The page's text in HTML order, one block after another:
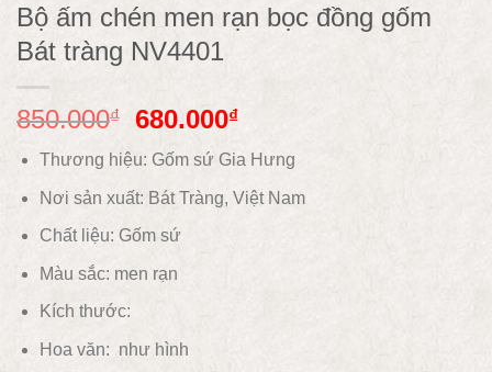
Bộ ấm chén men rạn bọc đồng gốm
Bát tràng NV4401
850.000₫ 680.000₫
Thương hiệu: Gốm sứ Gia Hưng
Nơi sản xuất: Bát Tràng, Việt Nam
Chất liệu: Gốm sứ
Màu sắc: men rạn
Kích thước:
Hoa văn: như hình